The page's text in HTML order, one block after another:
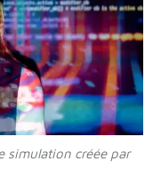
simulation créée par